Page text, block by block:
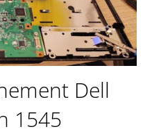
Dell
1545